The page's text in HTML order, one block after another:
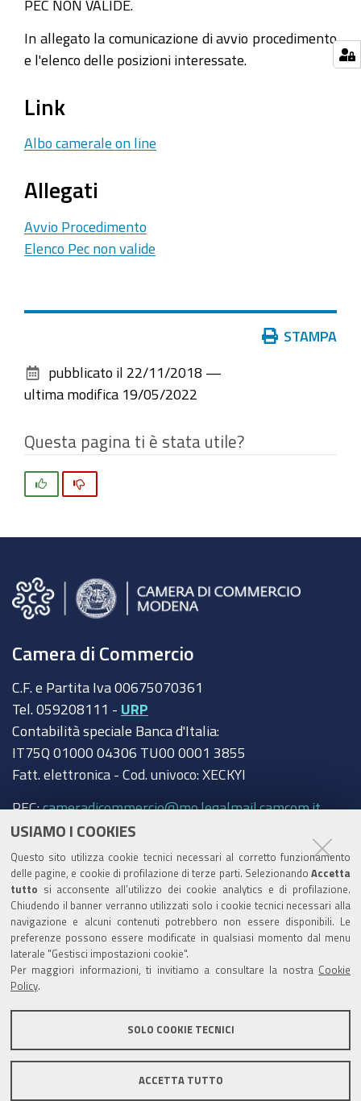
USIAMO I COOKIES
Questo sito utilizza cookie tecnici necessari al corretto funzionamento
delle pagine, e cookie di profilazione di terze parti. Selezionando Accetta
tutto si acconsente all’utilizzo dei cookie analytics e di profilazione.
Chiudendo il banner verranno utilizzati solo i cookie tecnici necessari alla
navigazione e alcuni contenuti potrebbero non essere disponibili. Le
preferenze possono essere modificate in qualsiasi momento dal menu
laterale "Gestisci impostazioni cookie".
Per maggiori informazioni, ti invitiamo a consultare la nostra Cookie
Policy
SOLO COOKIE TECNICI
ACCETTA TUTTO
PEC NON VALIDE.
In allegato la comunicazione di avvio procedimento
e l'elenco delle posizioni interessate.
Link
Albo camerale on line
Allegati
Avvio Procedimento
Elenco Pec non valide
documento
STAMPA
pubblicato il 22/11/2018 —
ultima modifica 19/05/2022
Questa pagina ti è stata utile?
Camera di Commercio
C.F. e Partita Iva 00675070361
Tel. 059208111 - URP
Contabilità speciale Banca d'Italia:
IT75Q 01000 04306 TU00 0001 3855
Fatt. elettronica - Cod. univoco: XECKYI
PEC:cameradicommercio@mo.legalmail.camcom.it
Trasparenza
Amministrazione trasparente
Albo Camerale
Pubblicità Legale
Area riservata Amministratori
Informativa generale Informative privacy